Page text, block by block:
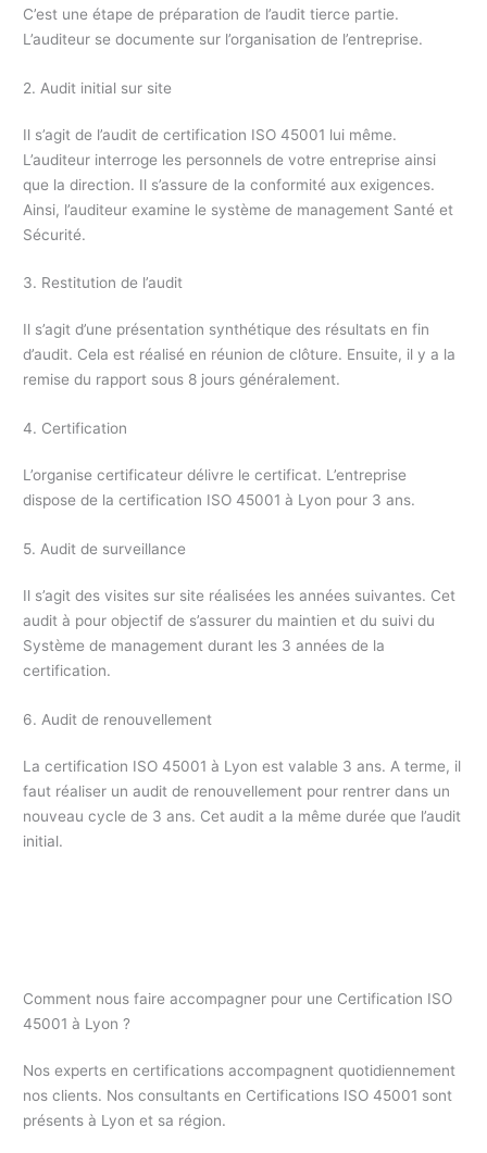
C’est une étape de préparation de l’audit tierce partie.
L’auditeur se documente sur l’organisation de l’entreprise.
2. Audit initial sur site
Il s’agit de l’audit de certification ISO 45001 lui même.
L’auditeur interroge les personnels de votre entreprise ainsi
que la direction. Il s’assure de la conformité aux exigences.
Ainsi, l’auditeur examine le système de management Santé et
Sécurité.
3. Restitution de l’audit
Il s’agit d’une présentation synthétique des résultats en fin
d’audit. Cela est réalisé en réunion de clôture. Ensuite, il y a la
remise du rapport sous 8 jours généralement.
4. Certification
L’organise certificateur délivre le certificat. L’entreprise
dispose de la certification ISO 45001 à Lyon pour 3 ans.
5. Audit de surveillance
Il s’agit des visites sur site réalisées les années suivantes. Cet
audit à pour objectif de s’assurer du maintien et du suivi du
Système de management durant les 3 années de la
certification.
6. Audit de renouvellement
La certification ISO 45001 à Lyon est valable 3 ans. A terme, il
faut réaliser un audit de renouvellement pour rentrer dans un
nouveau cycle de 3 ans. Cet audit a la même durée que l’audit
initial.
Comment nous faire accompagner pour une Certification ISO
45001 à Lyon ?
Nos experts en certifications accompagnent quotidiennement
nos clients. Nos consultants en Certifications ISO 45001 sont
présents à Lyon et sa région.